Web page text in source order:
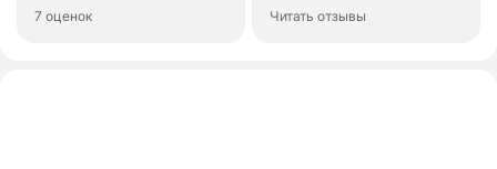
7 оценок Читать отзывы